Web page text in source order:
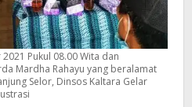
Pukul 08.00 Wita dan
Mardha Rahayu yang beralamat
Selor, Dinsos Kaltara Gelar